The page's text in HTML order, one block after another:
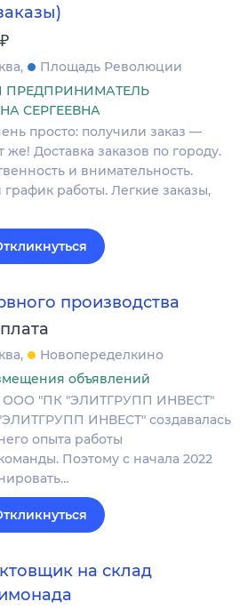
₽
Площадь Революции
СЕРГЕЕВНА
просто: получили заказ —
же! Доставка заказов по городу.
и внимательность.
работы. Легкие заказы,
производства
Новопеределкино
объявлений
ООО "ПК "ЭЛИТГРУПП ИНВЕСТ"
ИНВЕСТ" создавалась
опыта работы
Поэтому с начала 2022
на склад